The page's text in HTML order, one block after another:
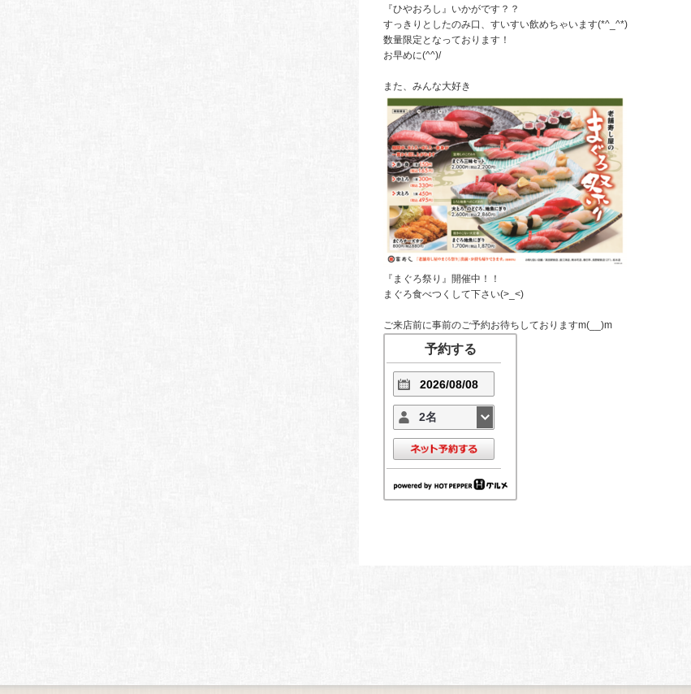
『ひやおろし』いかがです？？
すっきりとしたのみ口、すいすい飲めちゃいます(*^_^*)
数量限定となっております！
お早めに(^^)/
また、みんな大好き
『まぐろ祭り』開催中！！
まぐろ食べつくして下さい(>_<)
ご来店前に事前のご予約お待ちしておりますm(__)m
予約する
2名